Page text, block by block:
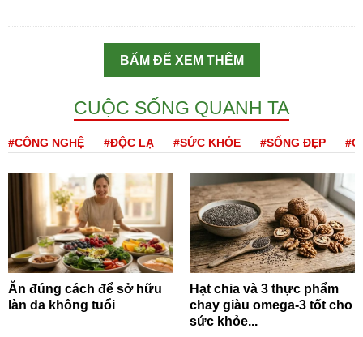
BẤM ĐỂ XEM THÊM
CUỘC SỐNG QUANH TA
#CÔNG NGHỆ #ĐỘC LẠ #SỨC KHỎE #SỐNG ĐẸP
Ăn đúng cách để sở hữu
làn da không tuổi
Hạt chia và 3 thực phẩm
chay giàu omega-3 tốt cho
sức khỏe...